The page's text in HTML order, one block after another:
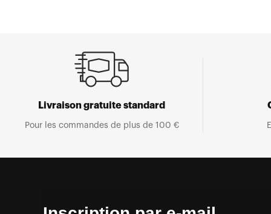
Livraison gratuite standard
Pour les commandes de plus de 100 €